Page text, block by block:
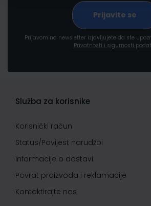
Prijavom na newsletter izjavljujete da ste
Privatnosti i sigurnosti
Služba za korisnike
Korisnički račun
Status/Povijest narudžbi
Informacije o dostavi
Povrat proizvoda i reklamacije
Kontaktirajte nas